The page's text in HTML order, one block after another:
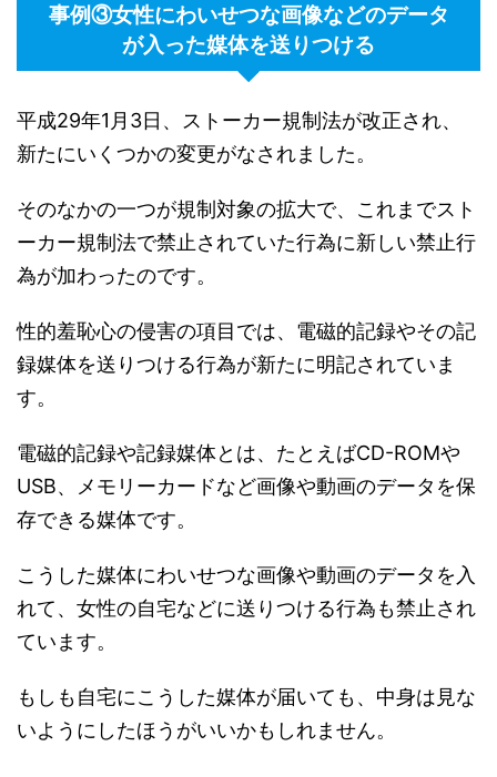
事例③女性にわいせつな画像などのデータ
が入った媒体を送りつける
平成29年1月3日、ストーカー規制法が改正され、
新たにいくつかの変更がなされました。
そのなかの一つが規制対象の拡大で、これまでスト
ーカー規制法で禁止されていた行為に新しい禁止行
為が加わったのです。
性的羞恥心の侵害の項目では、電磁的記録やその記
録媒体を送りつける行為が新たに明記されていま
す。
電磁的記録や記録媒体とは、たとえばCD-ROMや
USB、メモリーカードなど画像や動画のデータを保
存できる媒体です。
こうした媒体にわいせつな画像や動画のデータを入
れて、女性の自宅などに送りつける行為も禁止され
ています。
もしも自宅にこうした媒体が届いても、中身は見な
いようにしたほうがいいかもしれません。